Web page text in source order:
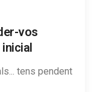
vos
tens pendent